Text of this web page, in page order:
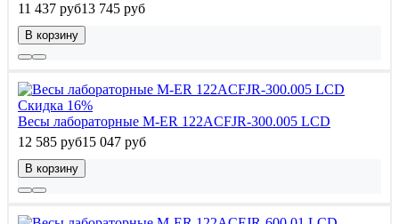
11 437 руб13 745 руб
В корзину
Скидка 16%
Весы лабораторные M-ER 122АCFJR-300.005 LСD
12 585 руб15 047 руб
В корзину